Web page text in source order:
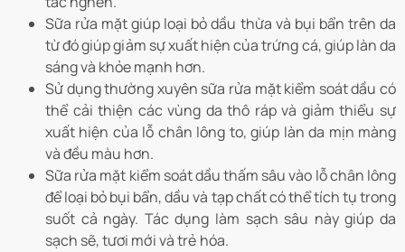
Sữa rửa mặt giúp loại bỏ dầu thừa và bụi bẩn trên da
từ đó giúp giảm sự xuất hiện của trứng cá, giúp làn da
sáng và khỏe mạnh hơn.
Sử dụng thường xuyên sữa rửa mặt kiểm soát dầu có
thể cải thiện các vùng da thô ráp và giảm thiểu sự
xuất hiện của lỗ chân lông to, giúp làn da mịn màng
và đều màu hơn.
Sữa rửa mặt kiểm soát dầu thấm sâu vào lỗ chân lông
để loại bỏ bụi bẩn, dầu và tạp chất có thể tích tụ trong
suốt cả ngày. Tác dụng làm sạch sâu này giúp da
sạch sẽ, tươi mới và trẻ hóa.